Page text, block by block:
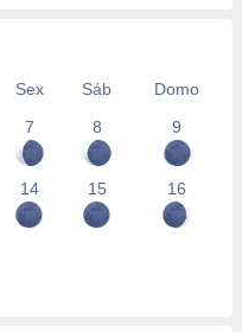
Sex Sáb
Domo
7
8 9
14 15 16